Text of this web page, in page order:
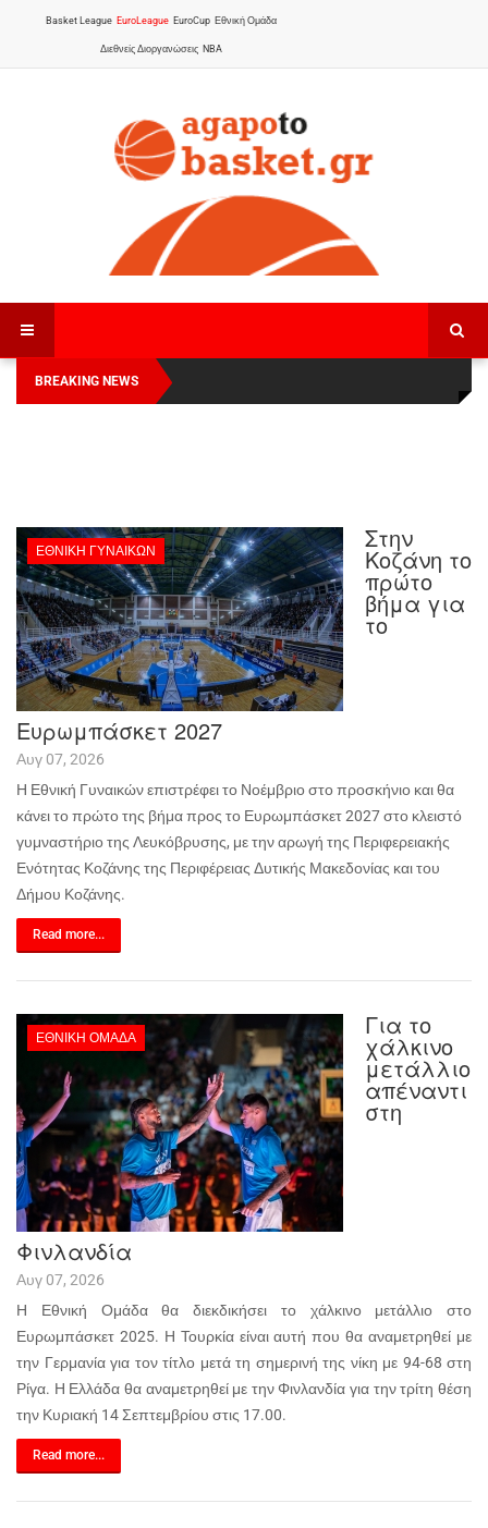
Basket League EuroLeague EuroCup Εθνική Ομάδα
Διεθνείς Διοργανώσεις NBA
BREAKING NEWS
Οι Πάνθηρες Καβάλας στην Women Basketball
League 1
ΕΘΝΙΚΉ ΓΥΝΑΙΚΏΝ Στην
Κοζάνη το
πρώτο
βήμα για
το
Ευρωμπάσκετ 2027
Αυγ 07, 2026
Η Εθνική Γυναικών επιστρέφει το Νοέμβριο στο προσκήνιο και θα
κάνει το πρώτο της βήμα προς το Ευρωμπάσκετ 2027 στο κλειστό
γυμναστήριο της Λευκόβρυσης, με την αρωγή της Περιφερειακής
Ενότητας Κοζάνης της Περιφέρειας Δυτικής Μακεδονίας και του
Δήμου Κοζάνης.
Read more...
ΕΘΝΙΚΉ ΟΜΆΔΑ Για το
χάλκινο
μετάλλιο
απέναντι
στη
Φινλανδία
Αυγ 07, 2026
Η Εθνική Ομάδα θα διεκδικήσει το χάλκινο μετάλλιο στο
Ευρωμπάσκετ 2025. Η Τουρκία είναι αυτή που θα αναμετρηθεί με
την Γερμανία για τον τίτλο μετά τη σημερινή της νίκη με 94-68 στη
Ρίγα. Η Ελλάδα θα αναμετρηθεί με την Φινλανδία για την τρίτη θέση
την Κυριακή 14 Σεπτεμβρίου στις 17.00.
Read more...